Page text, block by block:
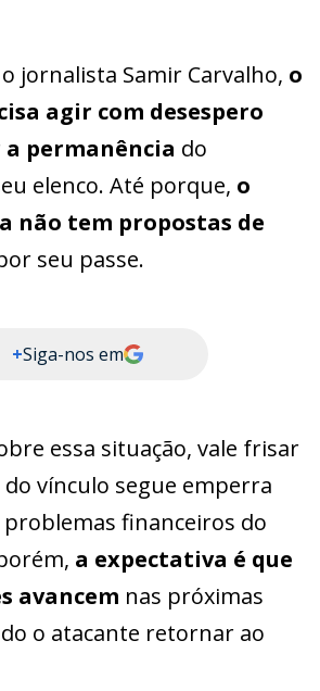
jornalista Samir Carvalho, o
agir com desespero
permanência do
elenco. Até porque, o
não tem propostas de
seu passe.
+Siga-nos em
essa situação, vale frisar
vínculo segue emperra
financeiros do
a expectativa é que
avancem nas próximas
o atacante retornar ao